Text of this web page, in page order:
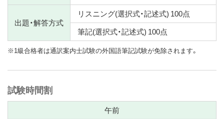
出題・解答方式
リスニング(選択式・記述式) 100点
筆記(選択式・記述式) 100点
※1級合格者は通訳案内士試験の外国語筆記試験が免除されます。
試験時間割
午前